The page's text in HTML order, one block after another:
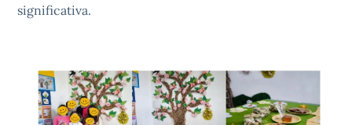
significativa.